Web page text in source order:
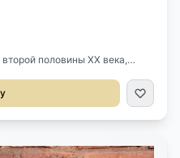
половины XX века,